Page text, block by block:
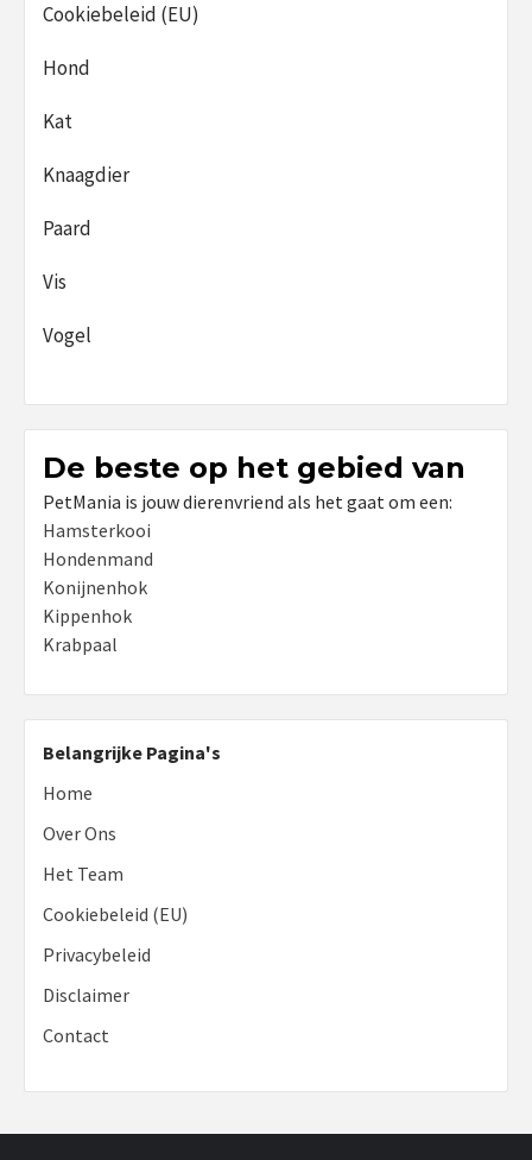
Cookiebeleid (EU)
Hond
Kat
Knaagdier
Paard
Vis
Vogel
De beste op het gebied van
PetMania is jouw dierenvriend als het gaat om een:
Hamsterkooi
Hondenmand
Konijnenhok
Kippenhok
Krabpaal
Belangrijke Pagina's
Home
Over Ons
Het Team
Cookiebeleid (EU)
Privacybeleid
Disclaimer
Contact